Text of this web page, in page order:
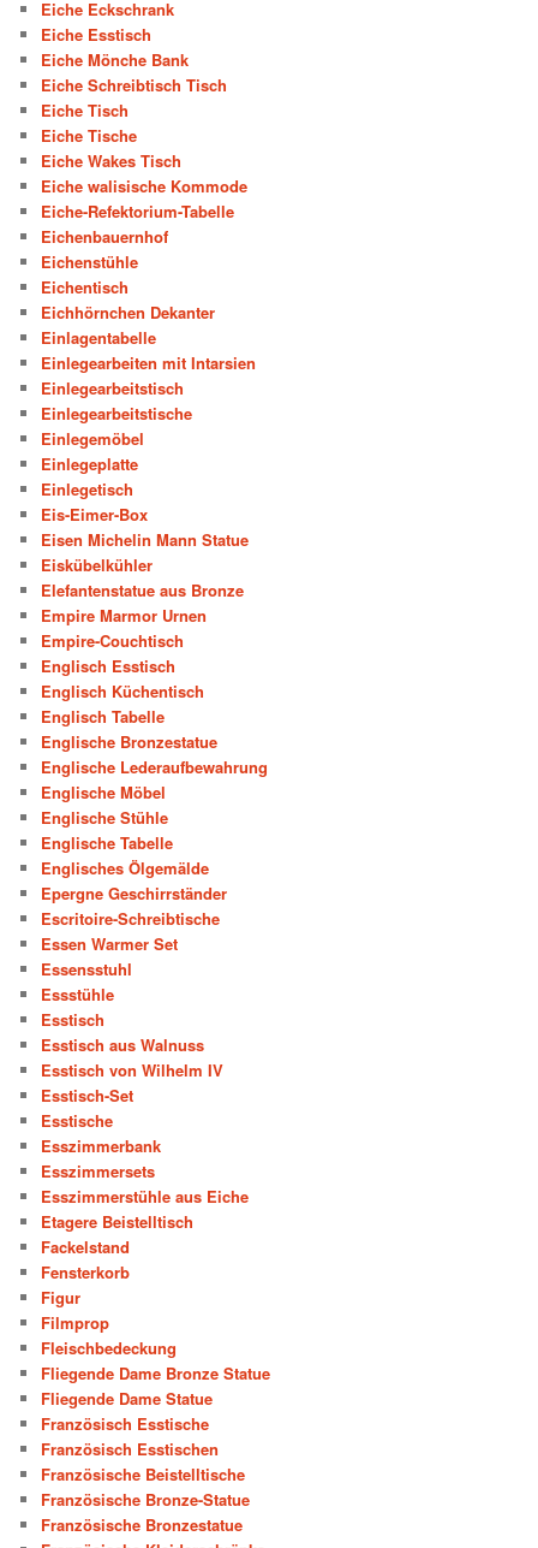
Eiche Eckschrank
Eiche Esstisch
Eiche Mönche Bank
Eiche Schreibtisch Tisch
Eiche Tisch
Eiche Tische
Eiche Wakes Tisch
Eiche walisische Kommode
Eiche-Refektorium-Tabelle
Eichenbauernhof
Eichenstühle
Eichentisch
Eichhörnchen Dekanter
Einlagentabelle
Einlegearbeiten mit Intarsien
Einlegearbeitstisch
Einlegearbeitstische
Einlegemöbel
Einlegeplatte
Einlegetisch
Eis-Eimer-Box
Eisen Michelin Mann Statue
Eiskübelkühler
Elefantenstatue aus Bronze
Empire Marmor Urnen
Empire-Couchtisch
Englisch Esstisch
Englisch Küchentisch
Englisch Tabelle
Englische Bronzestatue
Englische Lederaufbewahrung
Englische Möbel
Englische Stühle
Englische Tabelle
Englisches Ölgemälde
Epergne Geschirrständer
Escritoire-Schreibtische
Essen Warmer Set
Essensstuhl
Essstühle
Esstisch
Esstisch aus Walnuss
Esstisch von Wilhelm IV
Esstisch-Set
Esstische
Esszimmerbank
Esszimmersets
Esszimmerstühle aus Eiche
Etagere Beistelltisch
Fackelstand
Fensterkorb
Figur
Filmprop
Fleischbedeckung
Fliegende Dame Bronze Statue
Fliegende Dame Statue
Französisch Esstische
Französisch Esstischen
Französische Beistelltische
Französische Bronze-Statue
Französische Bronzestatue